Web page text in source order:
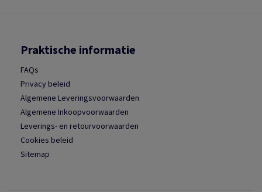
Praktische informatie
FAQs
Privacy beleid
Algemene Leveringsvoorwaarden
Algemene Inkoopvoorwaarden
Leverings- en retourvoorwaarden
Cookies beleid
Sitemap